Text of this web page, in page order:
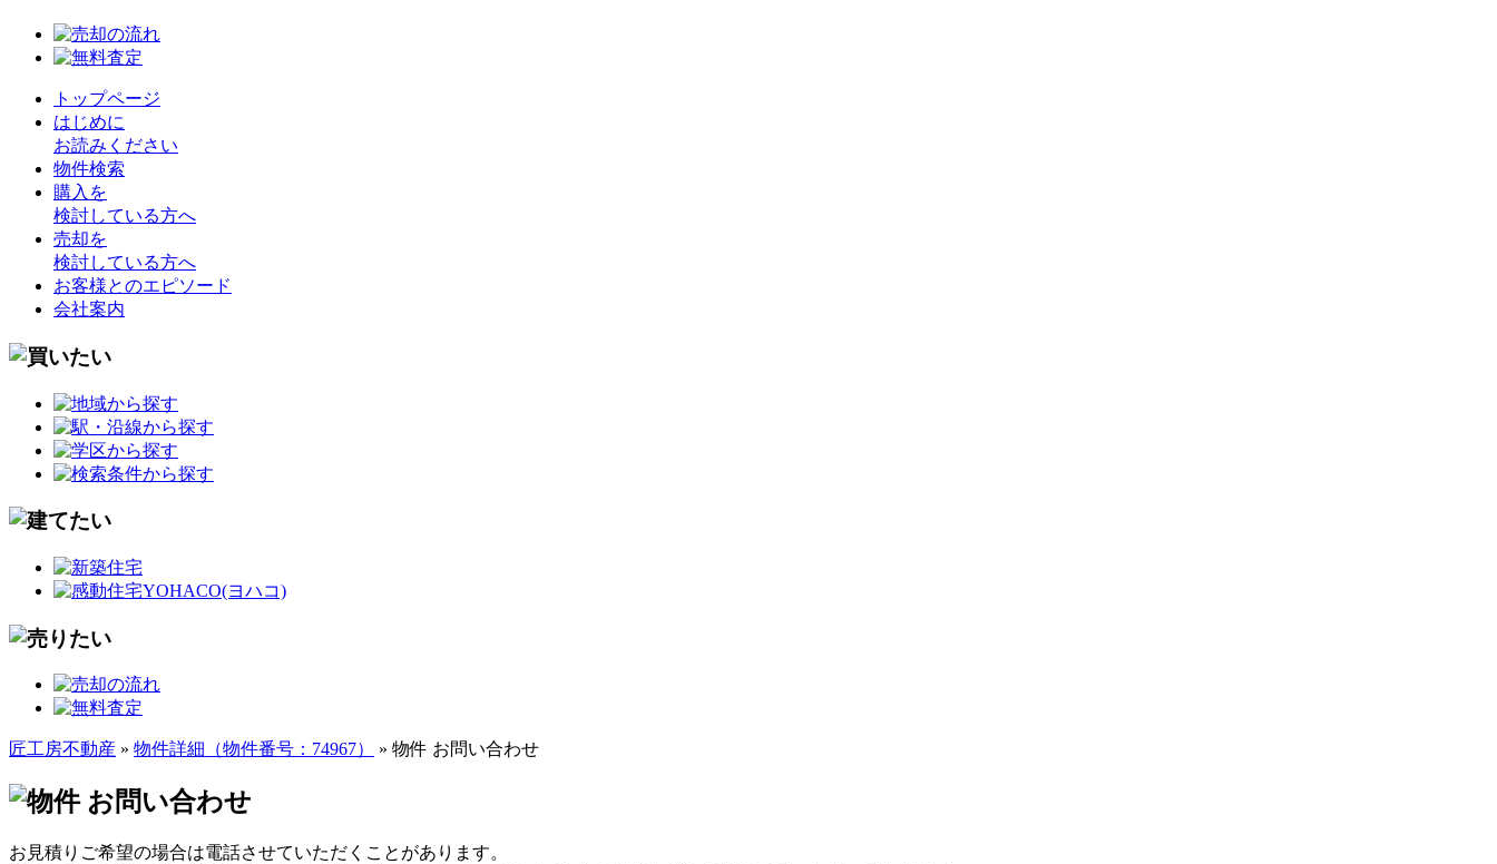
トップページ
はじめに
お読みください
物件検索
購入を
検討している方へ
売却を
検討している方へ
お客様とのエピソード
会社案内
匠工房不動産 » 物件詳細（物件番号：74967） » 物件 お問い合わせ
お見積りご希望の場合は電話させていただくことがあります。